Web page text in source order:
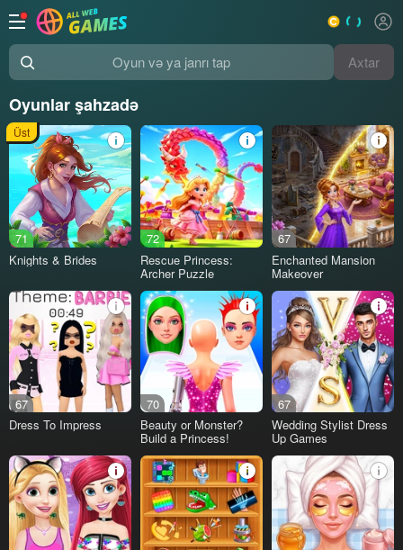
Oyun və ya janrı tap Axtar
Oyunlar şahzadə
71
Üst
Knights & Brides
72
Rescue Princess:
Archer Puzzle
67
Enchanted Mansion
Makeover
67
Dress To Impress
70
Beauty or Monster?
Build a Princess!
67
Wedding Stylist Dress
Up Games